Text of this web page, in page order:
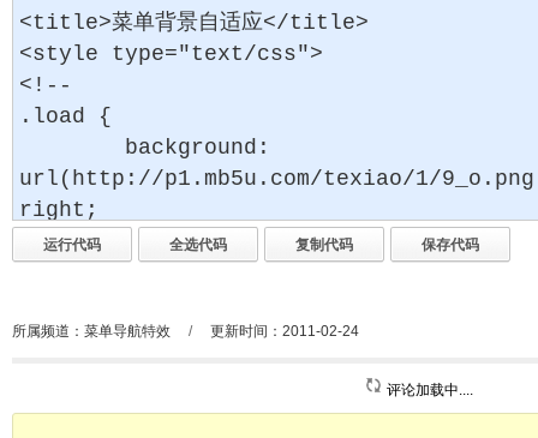
所属频道： 菜单导航特效 / 更新时间：2011-02-24
评论加载中....